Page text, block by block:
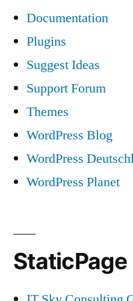
Documentation
Plugins
Suggest Ideas
Support Forum
Themes
WordPress Blog
WordPress
WordPress Planet
StaticPage